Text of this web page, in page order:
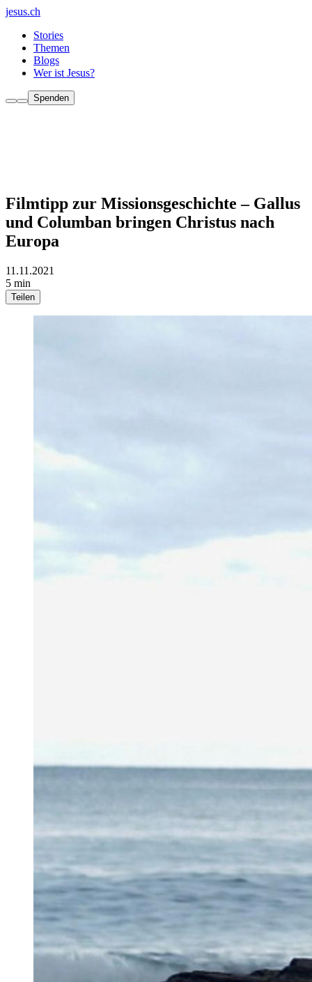
jesus.ch
Stories
Themen
Blogs
Wer ist Jesus?
Spenden
Filmtipp zur Missionsgeschichte – Gallus
und Columban bringen Christus nach
Europa
11.11.2021
5 min
Teilen